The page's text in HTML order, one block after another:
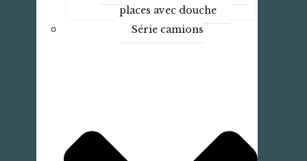
places avec douche
Série camions